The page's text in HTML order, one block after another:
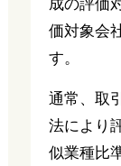
成の評価
価対象会
す。
通常、取
法により
似業種比